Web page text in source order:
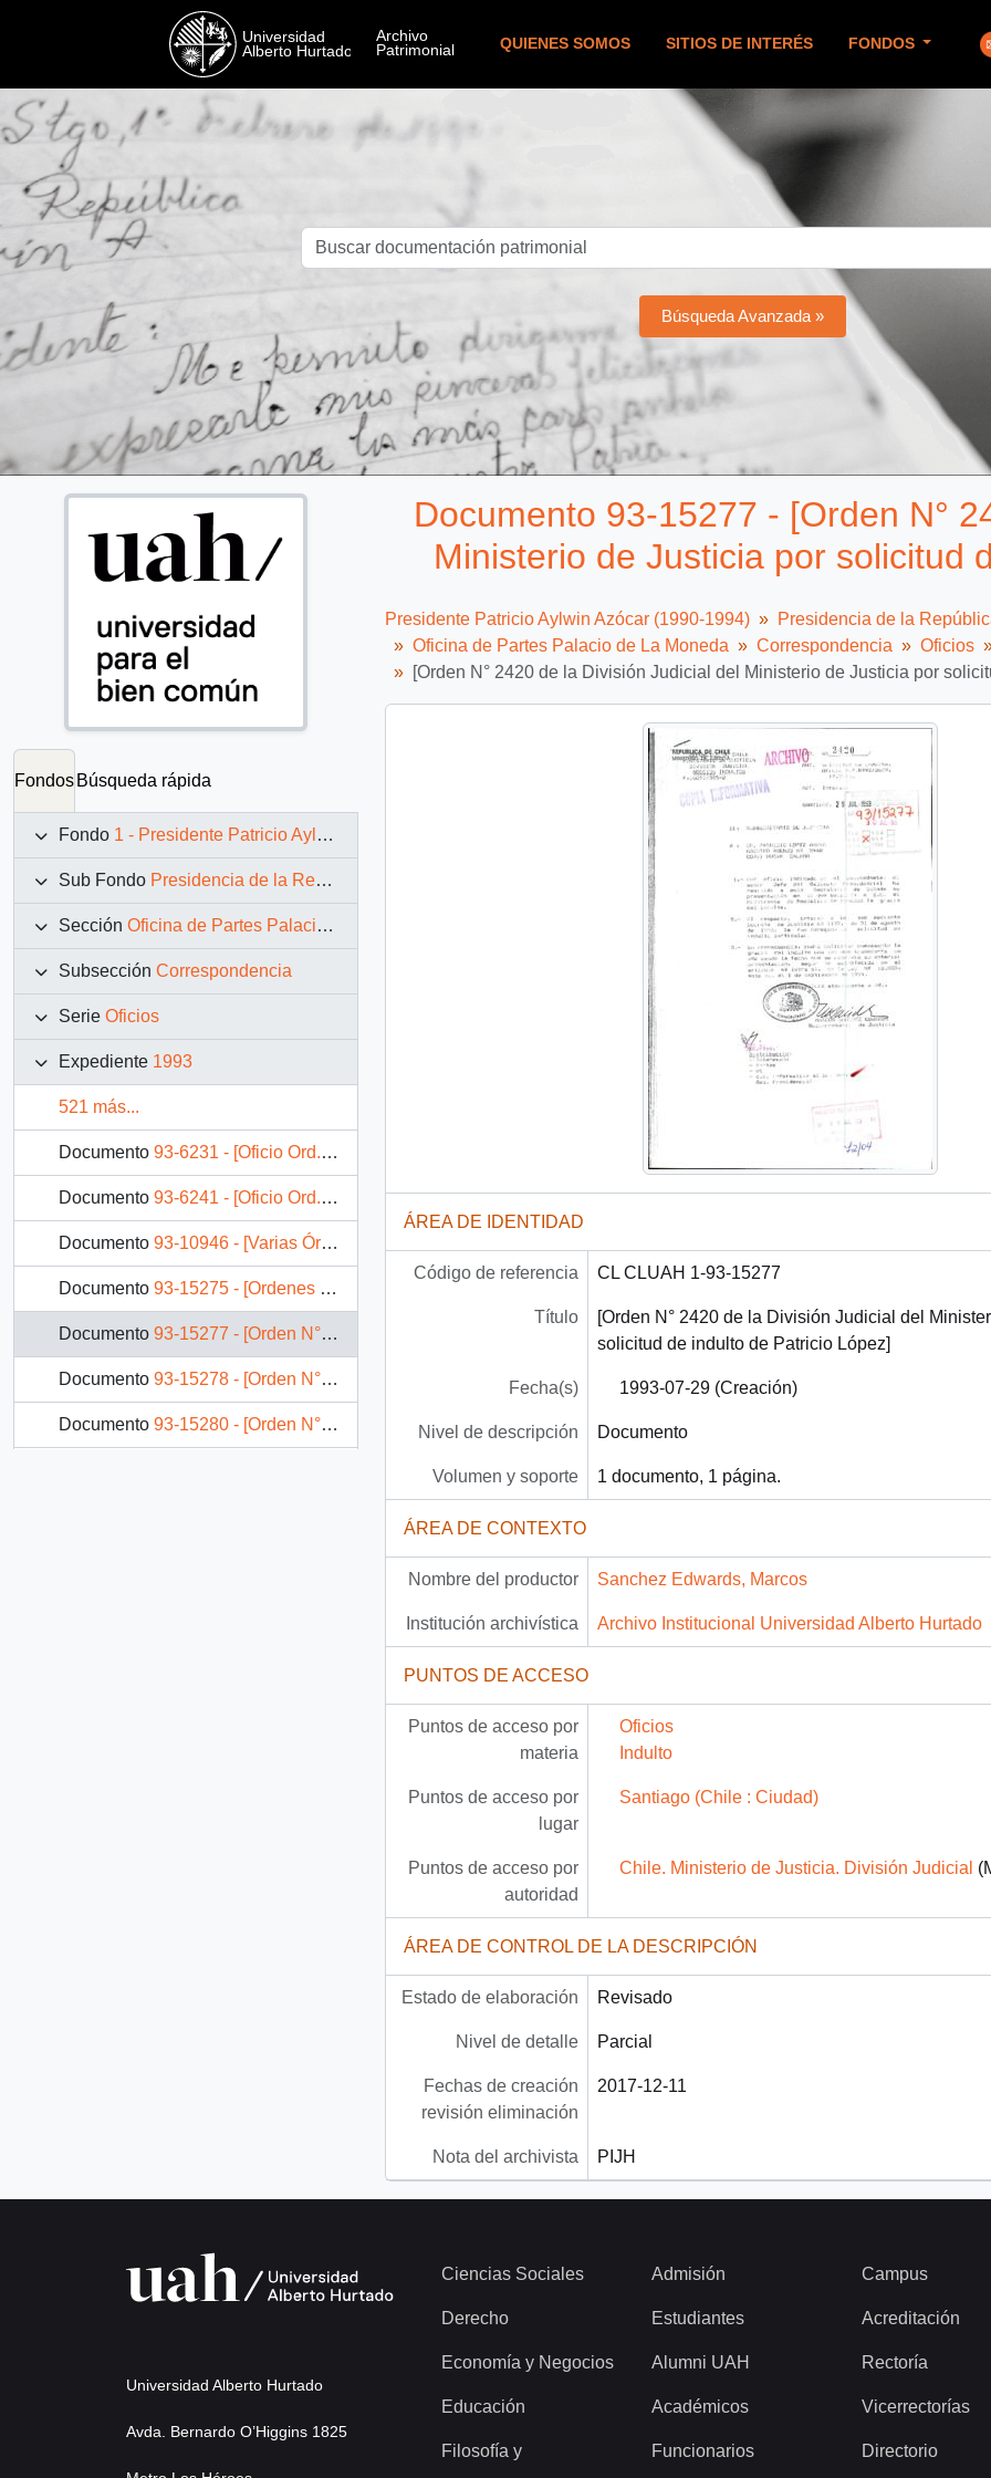
QUIENES SOMOS SITIOS DE INTERÉS FONDOS
Búsqueda Avanzada »
Fondos Búsqueda rápida
Fondo 1 - Presidente Patricio Aylwin Azócar (1990-1994)
Sub Fondo Presidencia de la República (11 marzo 1990 – 11 marzo 1994)
Sección Oficina de Partes Palacio de La Moneda
Subsección Correspondencia
Serie Oficios
Expediente 1993
521 más...
Documento 93-6231 - [Oficio Ord. N° 26 de Jefe de Gabinete Ministro de Bienes Nacionales, solicita traslado de líneas telefónicas]
Documento 93-6241 - [Oficio Ord. N° 5833 DE Subsecretario de RR.EE., (s), informa opinión de Cancillería]
Documento 93-10946 - [Varias Órdenes del SEREMI de Salud V Región]
Documento 93-15275 - [Ordenes de la División Judicial del Ministerio de Justicia por solicitudes de indulto]
Documento 93-15277 - [Orden N° 2420 de la División Judicial del Ministerio de Justicia por solicitud de indulto de Patricio López]
Documento 93-15278 - [Orden N° 2421 de División Judicial del Ministerio de Justicia por solicitud de indulto de Luís Pérez Cabezas]
Documento 93-15280 - [Orden N° 369 del SEREMI de Justicia Región Metropolitana]
Documento 93-15277 - [Orden N°
Ministerio de Justicia por solicitud
Presidente Patricio Aylwin Azócar (1990-1994)
Presidencia de la
Oficina de Partes Palacio de La Moneda
Correspondencia Oficios
[Orden N° 2420 de la División Judicial del Ministerio de Justicia por
ÁREA DE IDENTIDAD
Código de referencia CL CLUAH 1-93-15277
Título
[Orden N° 2420 de la División Judicial del
solicitud de indulto de Patricio López]
Fecha(s) 1993-07-29 (Creación)
Nivel de descripción Documento
Volumen y soporte 1 documento, 1 página.
ÁREA DE CONTEXTO
Nombre del productor Sanchez Edwards, Marcos
Institución archivística Archivo Institucional Universidad Alberto Hurtado
PUNTOS DE ACCESO
Puntos de acceso por
materia
Oficios
Indulto
Puntos de acceso por
lugar
Santiago (Chile : Ciudad)
Puntos de acceso por
autoridad
Chile. Ministerio de Justicia. División Judicial
ÁREA DE CONTROL DE LA DESCRIPCIÓN
Estado de elaboración Revisado
Nivel de detalle Parcial
Fechas de creación
revisión eliminación
2017-12-11
Nota del archivista PIJH
Universidad Alberto Hurtado
Avda. Bernardo O’Higgins 1825
Ciencias Sociales
Derecho
Economía y Negocios
Educación
Filosofía y
Admisión
Estudiantes
Alumni UAH
Académicos
Funcionarios
Campus
Acreditación
Rectoría
Vicerrectorías
Directorio